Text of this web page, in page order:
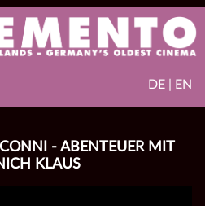
DE | EN
- ABENTEUER MIT
KLAUS